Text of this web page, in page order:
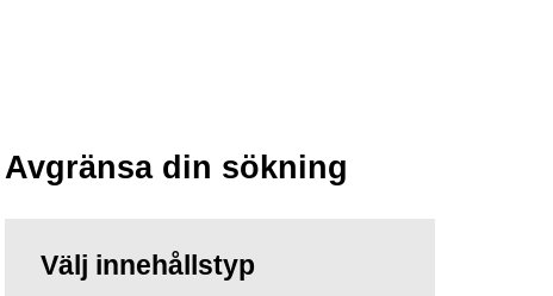
Avgränsa din sökning
Välj innehållstyp